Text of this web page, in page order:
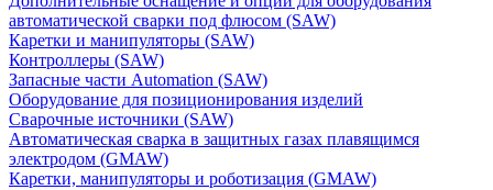
автоматической сварки под флюсом (SAW)
Каретки и манипуляторы (SAW)
Контроллеры (SAW)
Запасные части Automation (SAW)
Оборудование для позиционирования изделий
Сварочные источники (SAW)
Автоматическая сварка в защитных газах плавящимся
электродом (GMAW)
Каретки, манипуляторы и роботизация (GMAW)